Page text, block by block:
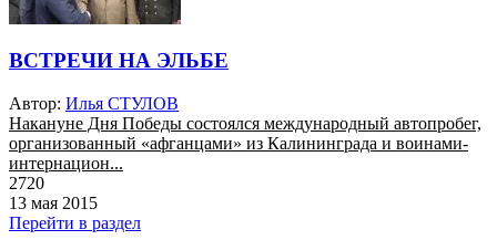
ВСТРЕЧИ НА ЭЛЬБЕ
Автор: Илья СТУЛОВ
Накануне Дня Победы состоялся международный автопробег,
организованный «афганцами» из Калининграда и воинами-
интернацион...
2720
13 мая 2015
Перейти в раздел